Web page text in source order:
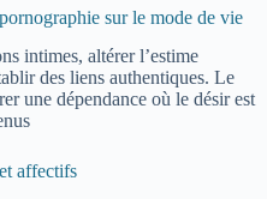
sur le mode de vie
intimes, altérer l’estime
des liens authentiques. Le
une dépendance où le désir est
affectifs